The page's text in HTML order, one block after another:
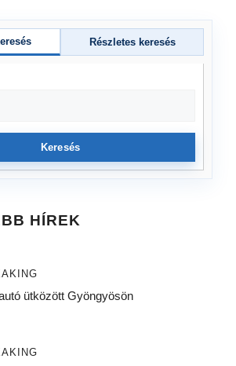
Részletes keresés
Keresés
HÍREK
ütközött Gyöngyösön